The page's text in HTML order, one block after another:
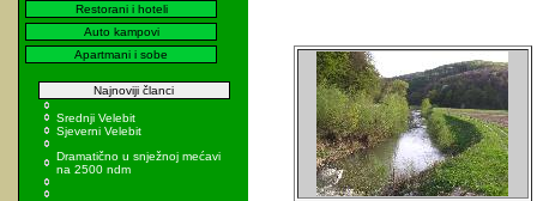
Restorani i hoteli
Auto kampovi
Apartmani i sobe
Najnoviji članci
Srednji Velebit
Sjeverni Velebit
Dramatično u snježnoj mećavi
na 2500 ndm